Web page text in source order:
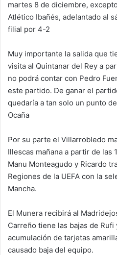
martes 8 de diciembre,
Atlético Ibañés, adelantado al
filial por 4-2
Muy importante la salida que
visita al Quintanar del Rey a
no podrá contar con Pedro
este partido. De ganar el
quedaría a tan solo un punto
Ocaña
Por su parte el Villarrobledo
Illescas mañana a partir de las
Manu Monteagudo y Ricardo
Regiones de la UEFA con la
Mancha.
El Munera recibirá al
Carreño tiene las bajas de
acumulación de tarjetas
causado baja del equipo.